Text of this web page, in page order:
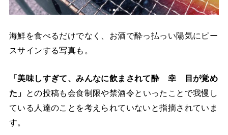
海鮮を食べるだけでなく、お酒で酔っ払っい陽気にピー
スサインする写真も。
「美味しすぎて、みんなに飲まされて酔 幸 目が覚め
た」
との投稿も会食制限や禁酒令といったことで我慢し
ている人達のことを考えられていないと指摘されていま
す。